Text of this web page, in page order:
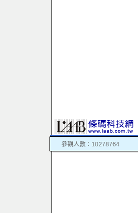
參觀人數：10278764